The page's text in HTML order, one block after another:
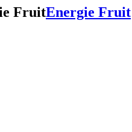
FruitEnergie Fruit